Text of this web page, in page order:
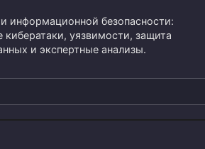
информационной безопасности:
кибератаки, уязвимости, защита
и экспертные анализы.